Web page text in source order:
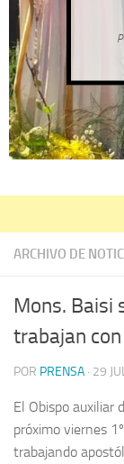
ARCHIVO DE
Mons. Baisi
trabajan
POR PRENSA · 29
El Obispo auxiliar
próximo viernes
trabajando